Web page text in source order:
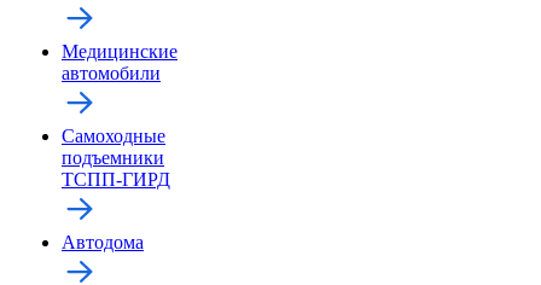
Медицинские
автомобили
Самоходные
подъемники
ТСПП-ГИРД
Автодома